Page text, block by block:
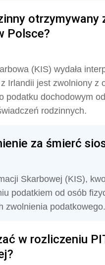
otrzymywany
Polsce?
(KIS) wydała
Irlandii jest zwolniony z
podatku dochodowym
rodzinnych.
za śmierć
Skarbowej (KIS),
podatkiem od osób
zwolnienia podatkowego.
w rozliczeniu